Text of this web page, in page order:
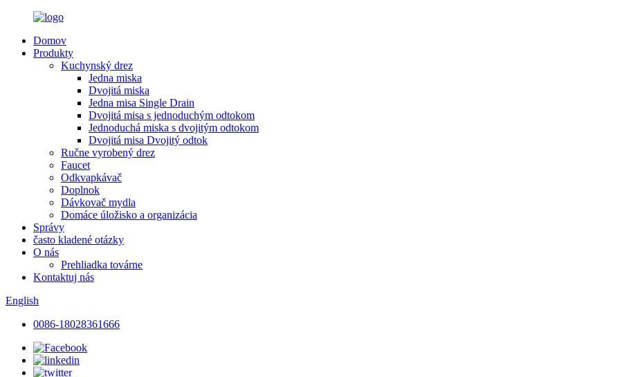
Domov
Produkty
Kuchynský drez
Jedna miska
Dvojitá miska
Jedna misa Single Drain
Dvojitá misa s jednoduchým odtokom
Jednoduchá miska s dvojitým odtokom
Dvojitá misa Dvojitý odtok
Ručne vyrobený drez
Faucet
Odkvapkávač
Doplnok
Dávkovač mydla
Domáce úložisko a organizácia
Správy
často kladené otázky
O nás
Prehliadka továrne
Kontaktuj nás
English
0086-18028361666